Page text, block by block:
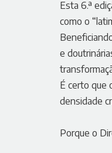
Esta 6.ª
como o
e
É certo que
densidade
Porque o